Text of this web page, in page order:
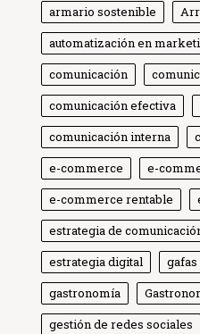
armario sostenible
automatización en
comunicación
comunicación efectiva
comunicación interna
e-commerce
e-
e-commerce rentable
estrategia de
estrategia digital
gastronomía
gestión de redes sociales